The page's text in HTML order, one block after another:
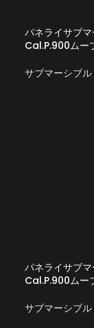
パネライサブ
Cal.P.900ムー
サブマーシブル
パネライサブ
Cal.P.900ムー
サブマーシブル